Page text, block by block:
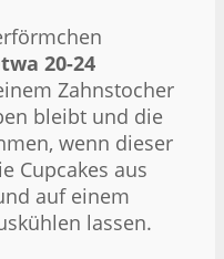
20-24
Zahnstocher
bleibt und die
wenn dieser
Cupcakes aus
auf einem
lassen.